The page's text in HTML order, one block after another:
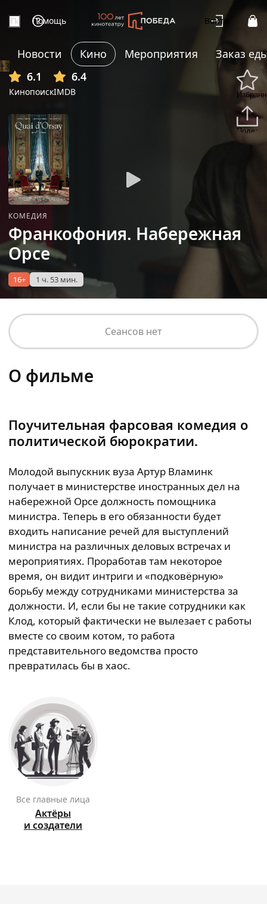
Помощь Войти
Новости Кино Мероприятия
Заказ
6.1
Кинопоиск
6.4
IMDB
+3
КОМЕДИЯ
Франкофония. Набережная
Орсе
16+ 1 ч. 53 мин.
Сеансов нет
О фильме
Поучительная фарсовая комедия о
политической бюрократии.
Молодой выпускник вуза Артур Вламинк
получает в министерстве иностранных дел на
набережной Орсе должность помощника
министра. Теперь в его обязанности будет
входить написание речей для выступлений
министра на различных деловых встречах и
мероприятиях. Проработав там некоторое
время, он видит интриги и «подковёрную»
борьбу между сотрудниками министерства за
должности. И, если бы не такие сотрудники как
Клод, который фактически не вылезает с работы
вместе со своим котом, то работа
представительного ведомства просто
превратилась бы в хаос.
Все главные лица
Актёры
и создатели